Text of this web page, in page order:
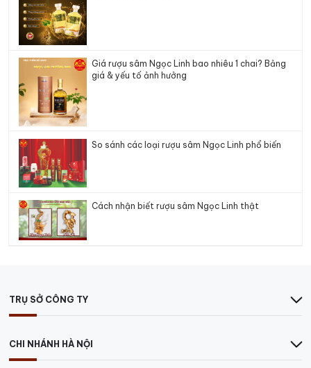
Giá rượu sâm Ngọc Linh bao nhiêu 1 chai? Bảng
giá & yếu tố ảnh hưởng
So sánh các loại rượu sâm Ngọc Linh phổ biến
Cách nhận biết rượu sâm Ngọc Linh thật
TRỤ SỞ CÔNG TY
CHI NHÁNH HÀ NỘI